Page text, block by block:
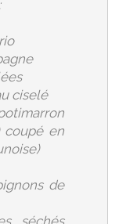
ciselé
coupé en
de
séchés